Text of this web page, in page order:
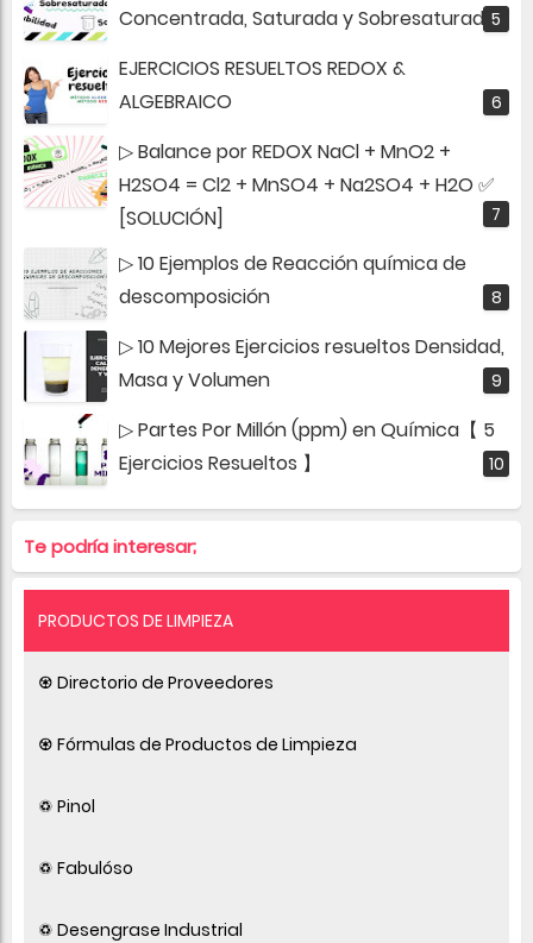
Concentrada, Saturada y Sobresaturada
EJERCICIOS RESUELTOS REDOX &
ALGEBRAICO
▷ Balance por REDOX NaCl + MnO2 +
H2SO4 = Cl2 + MnSO4 + Na2SO4 + H2O ✅
[SOLUCIÓN]
▷ 10 Ejemplos de Reacción química de
descomposición
▷ 10 Mejores Ejercicios resueltos Densidad,
Masa y Volumen
▷ Partes Por Millón (ppm) en Química【 5
Ejercicios Resueltos 】
Te podría interesar;
PRODUCTOS DE LIMPIEZA
♼ Directorio de Proveedores
♼ Fórmulas de Productos de Limpieza
♽ Pinol
♽ Fabulóso
♽ Desengrase Industrial